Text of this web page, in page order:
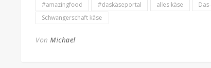
#amazingfood #daskäseportal alles käse
Schwangerschaft käse
Von Michael